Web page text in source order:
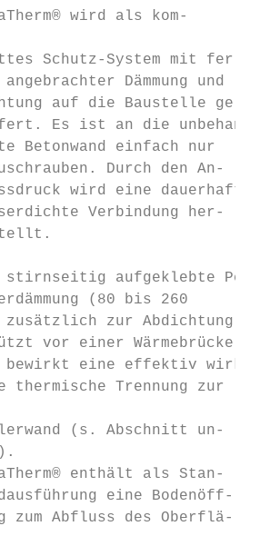
wird als kom-
Schutz-System mit fer-
angebrachter Dämmung und
auf die Baustelle ge-
Es ist an die unbehan-
Betonwand einfach nur
Durch den An-
wird eine dauerhaft
Verbindung her-
stirnseitig aufgeklebte
(80 bis 260
zusätzlich zur Abdichtung)
vor einer Wärmebrücke
eine effektiv wirk-
thermische Trennung zur
(s. Abschnitt un-
enthält als Stan-
eine Bodenöff-
zum Abfluss des Oberflä-